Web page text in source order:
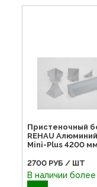
Пристеночный
REHAU
Mini-Plus 4200 мм
2700 РУБ / ШТ
В наличии